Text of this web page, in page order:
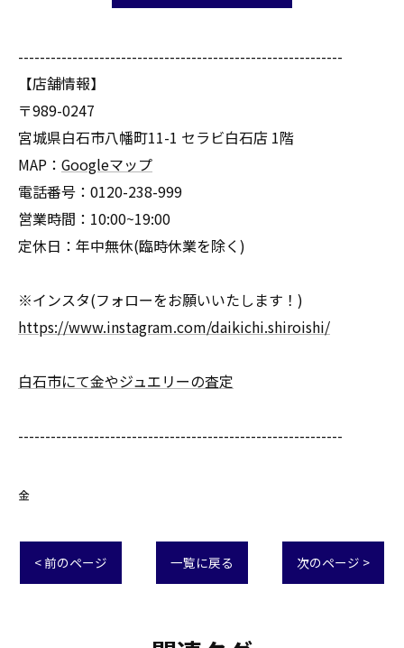
------------------------------------------------------------
【店舗情報】
〒989-0247
宮城県白石市八幡町11-1 セラビ白石店 1階
MAP： Googleマップ
電話番号：0120-238-999
営業時間：10:00~19:00
定休日：年中無休(臨時休業を除く)
※インスタ(フォローをお願いいたします！)
https://www.instagram.com/daikichi.shiroishi/
白石市にて金やジュエリーの査定
------------------------------------------------------------
金
< 前のページ 一覧に戻る 次のページ >